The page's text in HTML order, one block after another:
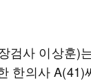
검사 이상훈)
한의사 A(41)